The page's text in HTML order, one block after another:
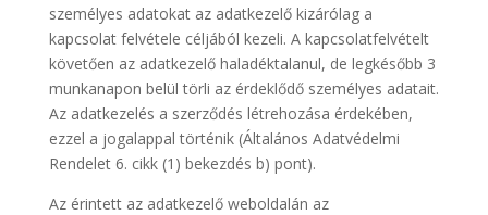
személyes adatokat az adatkezelő kizárólag a
kapcsolat felvétele céljából kezeli. A kapcsolatfelvételt
követően az adatkezelő haladéktalanul, de legkésőbb 3
munkanapon belül törli az érdeklődő személyes adatait.
Az adatkezelés a szerződés létrehozása érdekében,
ezzel a jogalappal történik (Általános Adatvédelmi
Rendelet 6. cikk (1) bekezdés b) pont).
Az érintett az adatkezelő weboldalán az